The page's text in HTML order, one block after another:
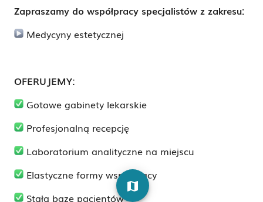
Zapraszamy do współpracy specjalistów z zakresu:
Medycyny estetycznej
OFERUJEMY:
Gotowe gabinety lekarskie
Profesjonalną recepcję
Laboratorium analityczne na miejscu
Elastyczne formy współpracy
Stałą bazę pacjentów
map